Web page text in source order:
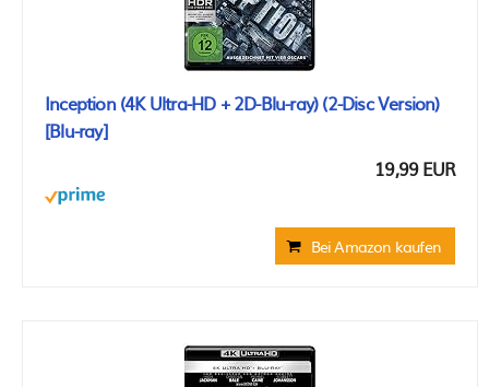
Inception (4K Ultra-HD + 2D-Blu-ray) (2-Disc Version)
[Blu-ray]
19,99 EUR
Bei Amazon kaufen